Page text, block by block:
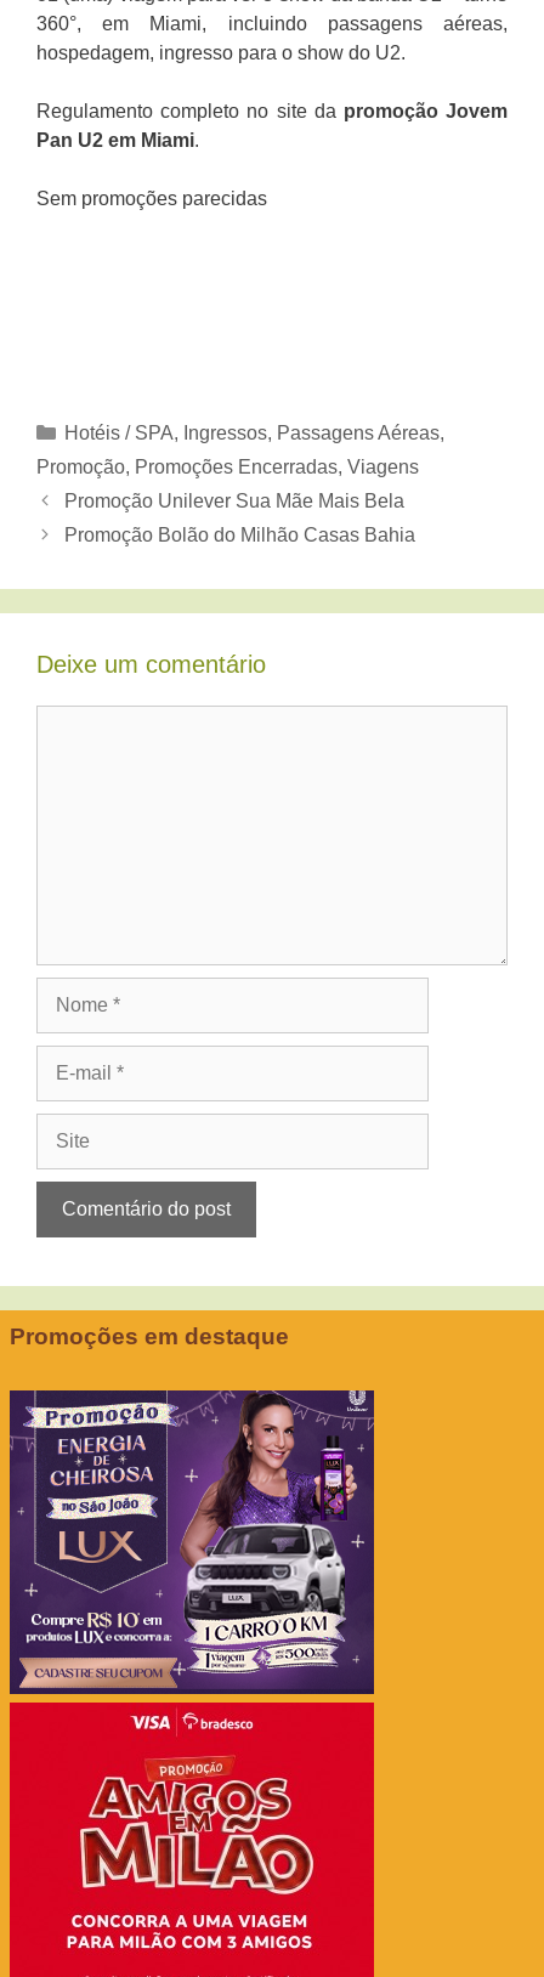
360°, em Miami, incluindo passagens aéreas,
hospedagem, ingresso para o show do U2.
Regulamento completo no site da promoção Jovem
Pan U2 em Miami.
Sem promoções parecidas
Categorias
Hotéis / SPA, Ingressos, Passagens Aéreas,
Promoção, Promoções Encerradas, Viagens
Promoção Unilever Sua Mãe Mais Bela
Promoção Bolão do Milhão Casas Bahia
Deixe um comentário
Promoções em destaque